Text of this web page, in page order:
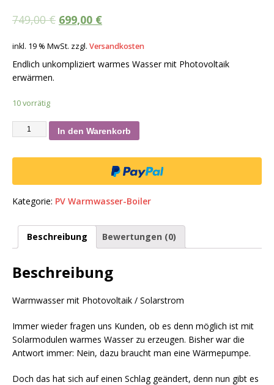
749,00€ 699,00 €
inkl. 19 % MwSt. zzgl. Versandkosten
Endlich unkompliziert warmes Wasser mit Photovoltaik
erwärmen.
10 vorrätig
In den Warenkorb
Kategorie: PV Warmwasser-Boiler
Beschreibung Bewertungen (0)
Beschreibung
Warmwasser mit Photovoltaik / Solarstrom
Immer wieder fragen uns Kunden, ob es denn möglich ist mit
Solarmodulen warmes Wasser zu erzeugen. Bisher war die
Antwort immer: Nein, dazu braucht man eine Wärmepumpe.
Doch das hat sich auf einen Schlag geändert, denn nun gibt es